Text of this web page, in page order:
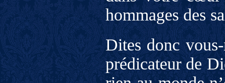
hommages des
Dites donc
prédicateur de